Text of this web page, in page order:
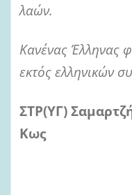
λαών.
Κανένας Έλληνας
εκτός ελληνικών
ΣΤΡ(ΥΓ)
Κως